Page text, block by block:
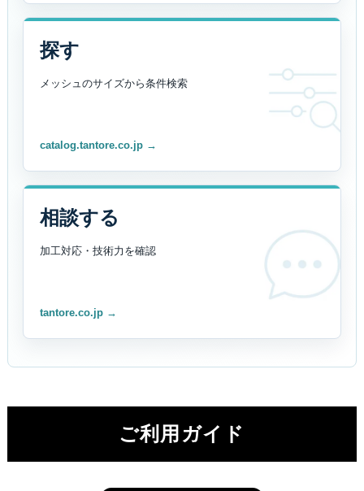
探す
メッシュのサイズから条件検索
catalog.tantore.co.jp →
相談する
加工対応・技術力を確認
tantore.co.jp →
ご利用ガイド